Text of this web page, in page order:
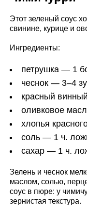
Этот зеленый соус
свинине, курице и
Ингредиенты:
петрушка — 1
чеснок — 3–4
красный
оливковое
хлопья
соль — 1 ч.
сахар — 1 ч.
Зелень и чеснок
маслом, солью,
соус в пюре: у
зернистая текстура.